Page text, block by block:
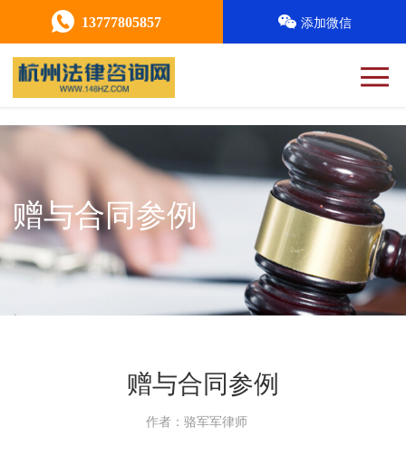
赠与合同参例
赠与合同参例
作者：骆军军律师
13777805857 添加微信